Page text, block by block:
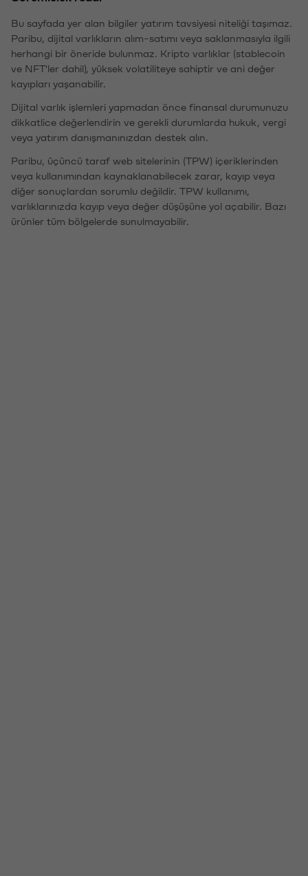
Bu sayfada yer alan bilgiler yatırım tavsiyesi niteliği taşımaz.
Paribu, dijital varlıkların alım-satımı veya saklanmasıyla ilgili
herhangi bir öneride bulunmaz. Kripto varlıklar (stablecoin
ve NFT'ler dahil), yüksek volatiliteye sahiptir ve ani değer
kayıpları yaşanabilir.
Dijital varlık işlemleri yapmadan önce finansal durumunuzu
dikkatlice değerlendirin ve gerekli durumlarda hukuk, vergi
veya yatırım danışmanınızdan destek alın.
Paribu, üçüncü taraf web sitelerinin (TPW) içeriklerinden
veya kullanımından kaynaklanabilecek zarar, kayıp veya
diğer sonuçlardan sorumlu değildir. TPW kullanımı,
varlıklarınızda kayıp veya değer düşüşüne yol açabilir. Bazı
ürünler tüm bölgelerde sunulmayabilir.